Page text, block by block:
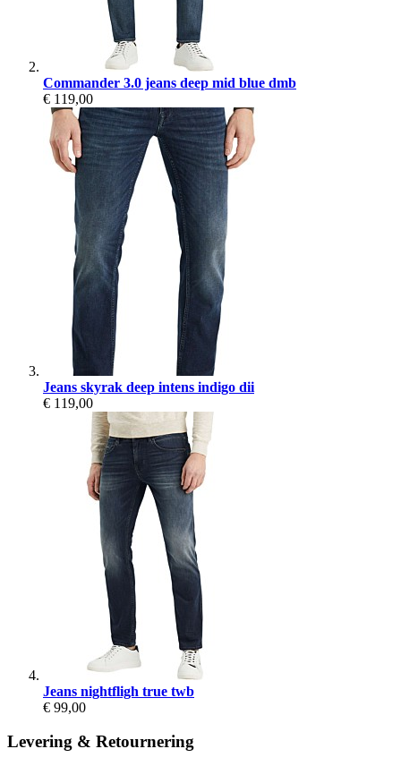
Commander 3.0 jeans deep mid blue dmb
€ 119,00
Jeans skyrak deep intens indigo dii
€ 119,00
Jeans nightfligh true twb
€ 99,00
Levering & Retournering